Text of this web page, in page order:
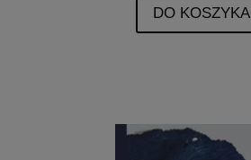
DO KOSZYKA